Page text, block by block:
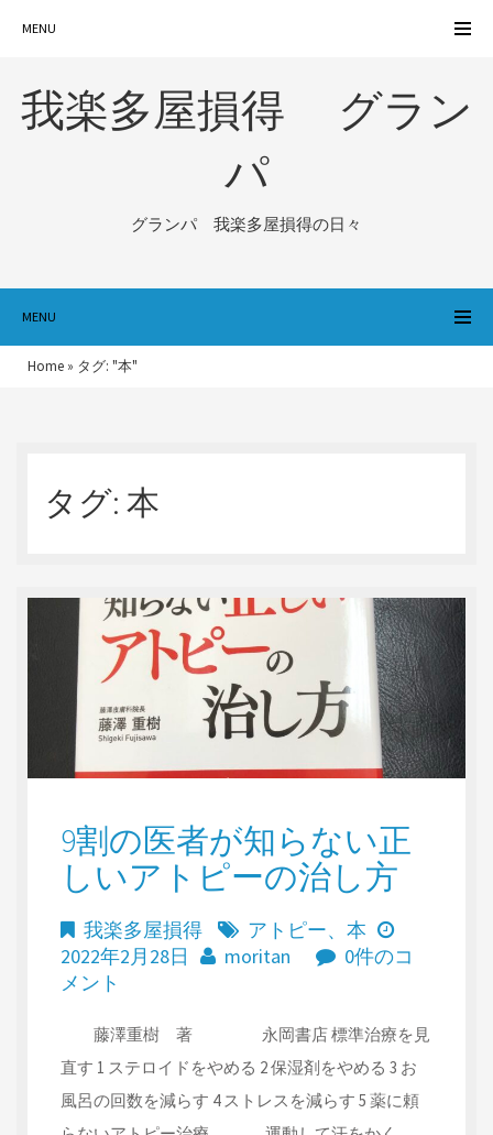
MENU
我楽多屋損得 グラン
パ
グランパ 我楽多屋損得の日々
MENU
Home » タグ: "本"
タグ: 本
9割の医者が知らない正
しいアトピーの治し方
我楽多屋損得 アトピー、 本
2022年2月28日
moritan
0件のコ
メント
藤澤重樹 著 永岡書店 標準治療を見
直す 1 ステロイドをやめる 2 保湿剤をやめる 3 お
風呂の回数を減らす 4 ストレスを減らす 5 薬に頼